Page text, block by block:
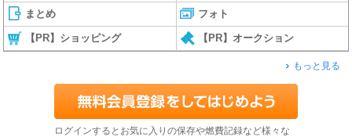
まとめ フォト
【PR】ショッピング 【PR】オークション
もっと見る
ログインするとお気に入りの保存や燃費記録など様々な